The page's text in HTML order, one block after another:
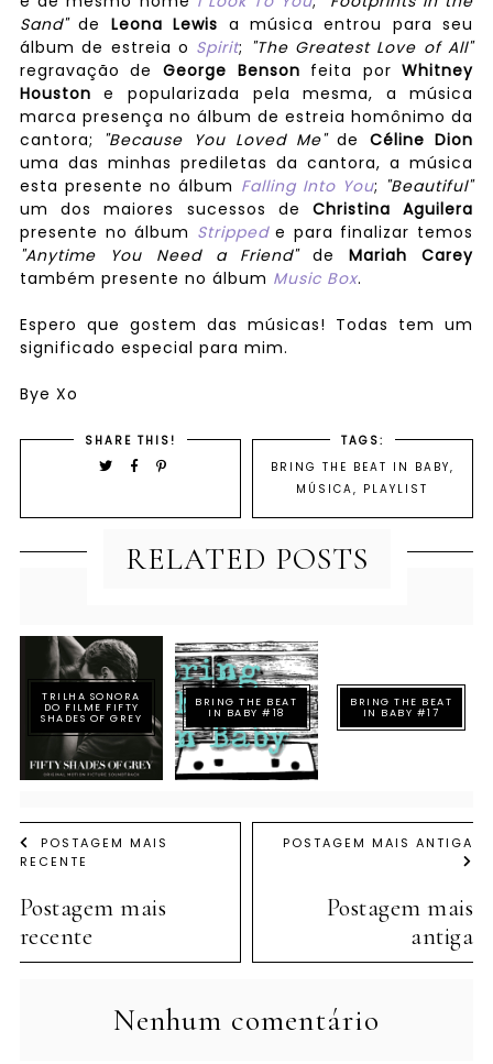
Sand"de Leona Lewis a música entrou para seu
álbum de estreia o Spirit; "The Greatest Love of All"
regravação de George Benson feita porWhitney
Houston e popularizada pela mesma, a música
marca presença no álbum de estreia homônimo da
cantora; "Because You Loved Me"de Céline Dion
uma das minhas prediletas da cantora, a música
esta presente no álbum Falling Into You; "Beautiful"
um dos maiores sucessos de Christina Aguilera
presente no álbum Strippede para finalizar temos
"Anytime You Need a Friend"deMariah Carey
também presente no álbum Music Box.
Espero que gostem das músicas! Todas tem um
significado especial para mim.
Bye Xo
SHARE THIS!
TAGS:
BRING THE BEAT IN BABY,
MÚSICA, PLAYLIST
RELATED POSTS
TRILHA SONORA
DO FILME FIFTY
SHADES OF GREY
BRING THE BEAT
IN BABY #18
BRING THE BEAT
IN BABY #17
POSTAGEM MAIS
RECENTE
Postagem mais
recente
POSTAGEM MAIS ANTIGA
Postagem mais
antiga
Nenhum comentário